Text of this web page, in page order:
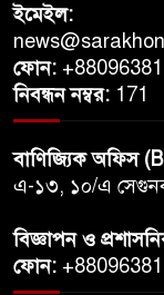
ইমেইল:
ফোন:
নিবন্ধন নম্বর: 171
বাণিজ্যিক অফিস
এ-১৩, ১০/এ
বিজ্ঞাপন ও
ফোন: